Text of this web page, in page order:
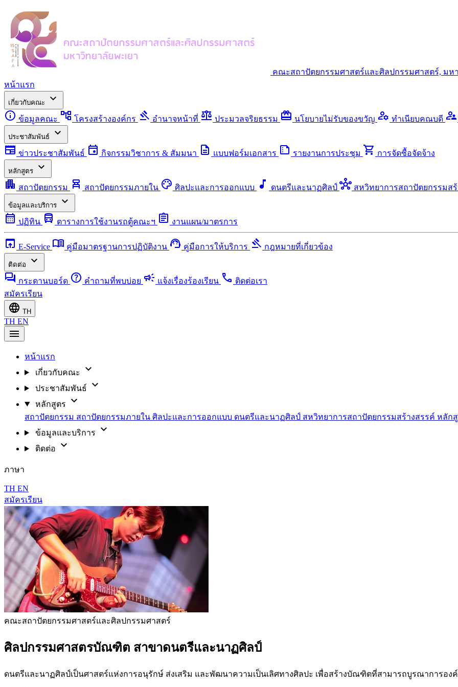
คณะสถาปัตยกรรมศาสตร์และศิลปกรรมศาสตร์, มหา
หน้าแรก
เกี่ยวกับคณะ
expand_more
info ข้อมูลคณะ account_tree โครงสร้างองค์กร gavel อำนาจหน้าที่ balance ประมวลจริยธรรม redeem นโยบายไม่รับของขวัญ manage_accounts ทำเนียบคณบดี supervisor_account
ประชาสัมพันธ์
expand_more
newspaper ข่าวประชาสัมพันธ์ event กิจกรรมวิชาการ & สัมมนา description แบบฟอร์มเอกสาร summarize รายงานการประชุม shopping_cart การจัดซื้อจัดจ้าง
หลักสูตร
expand_more
apartment สถาปัตยกรรม chair_alt สถาปัตยกรรมภายใน palette ศิลปะและการออกแบบ music_note ดนตรีและนาฏศิลป์ hub สหวิทยาการสถาปัตยกรรมส
ข้อมูลและบริการ
expand_more
calendar_month ปฏิทิน directions_bus ตารางการใช้งานรถตู้คณะฯ assignment งานแผน/มาตรการ
open_in_browser E-Service menu_book คู่มือมาตรฐานการปฏิบัติงาน support_agent คู่มือการให้บริการ gavel กฎหมายที่เกี่ยวข้อง
ติดต่อ
expand_more
forum กระดานบอร์ด help คำถามที่พบบ่อย campaign แจ้งเรื่องร้องเรียน call ติดต่อเรา
สมัครเรียน
language TH
TH EN
menu
หน้าแรก
เกี่ยวกับคณะ
expand_more
ประชาสัมพันธ์ expand_more
หลักสูตร expand_more
สถาปัตยกรรม สถาปัตยกรรมภายใน ศิลปะและการออกแบบ ดนตรีและนาฏศิลป์ สหวิทยาการสถาปัตยกรรมสร้างสรรค์ หลัก
ข้อมูลและบริการ
expand_more
ติดต่อ expand_more
ภาษา
TH EN
สมัครเรียน
คณะสถาปัตยกรรมศาสตร์และศิลปกรรมศาสตร์
ศิลปกรรมศาสตรบัณฑิต สาขาดนตรีและนาฏศิลป์
ดนตรีและนาฏศิลป์เป็นศาสตร์แห่งการอนุรักษ์ ส่งเสริม และพัฒนาความเป็นเลิศทางศิลปะ เพื่อสร้างบัณฑิตที่สามารถบูรณาการอง